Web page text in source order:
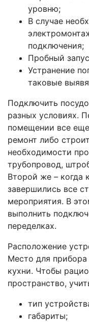
уровню;
В случае
подключения;
Пробный
Устранение
таковые
Подключить
разных условиях.
помещении все
ремонт либо
необходимости
трубопровод,
Второй же – когда
завершились все
мероприятия. В
выполнить
переделках.
Расположение
Место для
кухни. Чтобы
пространство,
тип
габариты;